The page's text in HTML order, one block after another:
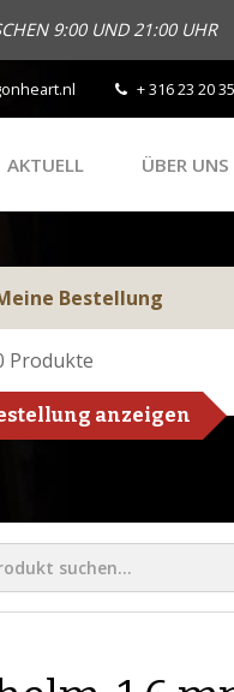
9:00 UND 21:00 UHR
+ 316 23 20
AKTUELL ÜBER UNS
Bestellung
Produkte
anzeigen